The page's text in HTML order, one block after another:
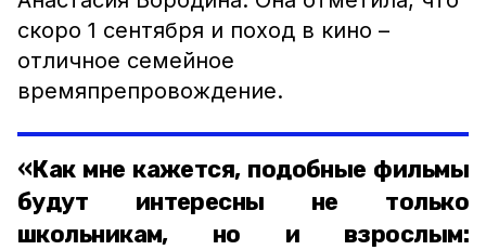
скоро 1 сентября и поход в кино –
отличное семейное
времяпрепровождение.
«Как мне кажется, подобные фильмы
будут интересны не только
школьникам, но и взрослым: